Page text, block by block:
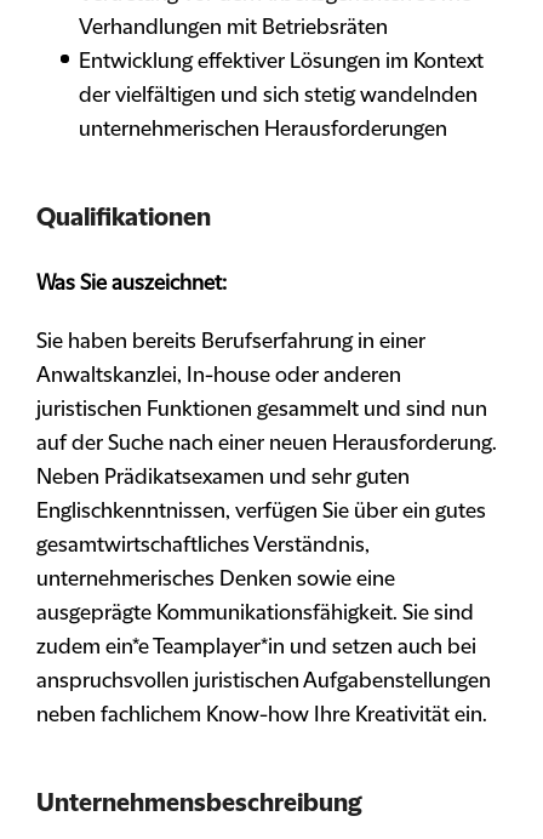
Verhandlungen mit Betriebsräten
Entwicklung effektiver Lösungen im Kontext
der vielfältigen und sich stetig wandelnden
unternehmerischen Herausforderungen
Qualifikationen
Was Sie auszeichnet:
Sie haben bereits Berufserfahrung in einer
Anwaltskanzlei, In-house oder anderen
juristischen Funktionen gesammelt und sind nun
auf der Suche nach einer neuen Herausforderung.
Neben Prädikatsexamen und sehr guten
Englischkenntnissen, verfügen Sie über ein gutes
gesamtwirtschaftliches Verständnis,
unternehmerisches Denken sowie eine
ausgeprägte Kommunikationsfähigkeit. Sie sind
zudem ein*e Teamplayer*in und setzen auch bei
anspruchsvollen juristischen Aufgabenstellungen
neben fachlichem Know-how Ihre Kreativität ein.
Unternehmensbeschreibung